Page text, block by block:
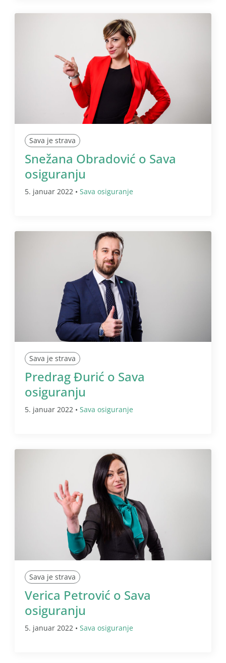
Sava je strava
Snežana Obradović o Sava
osiguranju
5. januar 2022 • Sava osiguranje
Sava je strava
Predrag Đurić o Sava
osiguranju
5. januar 2022 • Sava osiguranje
Sava je strava
Verica Petrović o Sava
osiguranju
5. januar 2022 • Sava osiguranje